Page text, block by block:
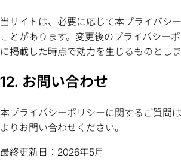
当サイトは、必要に応じて本プライバシ
ことがあります。変更後のプライバシー
に掲載した時点で効力を生じるものとしま
12. お問い合わせ
本プライバシーポリシーに関するご質問は
よりお問い合わせください。
最終更新日：2026年5月